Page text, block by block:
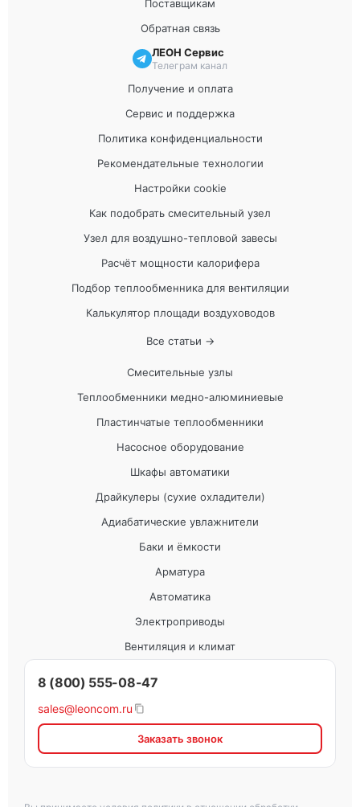
Поставщикам
Обратная связь
ЛЕОН Сервис
Телеграм канал
Получение и оплата
Сервис и поддержка
Политика конфиденциальности
Рекомендательные технологии
Настройки cookie
Как подобрать смесительный узел
Узел для воздушно-тепловой завесы
Расчёт мощности калорифера
Подбор теплообменника для вентиляции
Калькулятор площади воздуховодов
Все статьи →
Смесительные узлы
Теплообменники медно-алюминиевые
Пластинчатые теплообменники
Насосное оборудование
Шкафы автоматики
Драйкулеры (сухие охладители)
Адиабатические увлажнители
Баки и ёмкости
Арматура
Автоматика
Электроприводы
Вентиляция и климат
8 (800) 555-08-47
sales@leoncom.ru
Заказать звонок